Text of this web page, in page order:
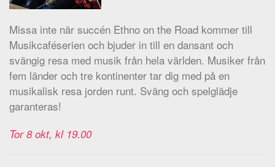
Missa inte när succén Ethno on the Road kommer till
Musikcaféserien och bjuder in till en dansant och
svängig resa med musik från hela världen. Musiker från
fem länder och tre kontinenter tar dig med på en
musikalisk resa jorden runt. Sväng och spelglädje
garanteras!
Tor 8 okt, kl 19.00